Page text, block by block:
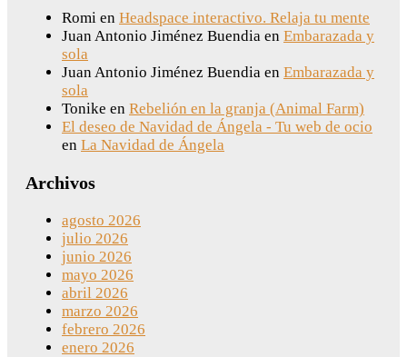
Romi en Headspace interactivo. Relaja tu mente
Juan Antonio Jiménez Buendia en Embarazada y
sola
Juan Antonio Jiménez Buendia en Embarazada y
sola
Tonike en Rebelión en la granja (Animal Farm)
El deseo de Navidad de Ángela - Tu web de ocio
en La Navidad de Ángela
Archivos
agosto 2026
julio 2026
junio 2026
mayo 2026
abril 2026
marzo 2026
febrero 2026
enero 2026